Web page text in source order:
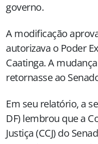
governo.
A modificação
autorizava o Poder
Caatinga. A
retornasse ao
Em seu relatório, a
DF) lembrou que a
Justiça (CCJ) do